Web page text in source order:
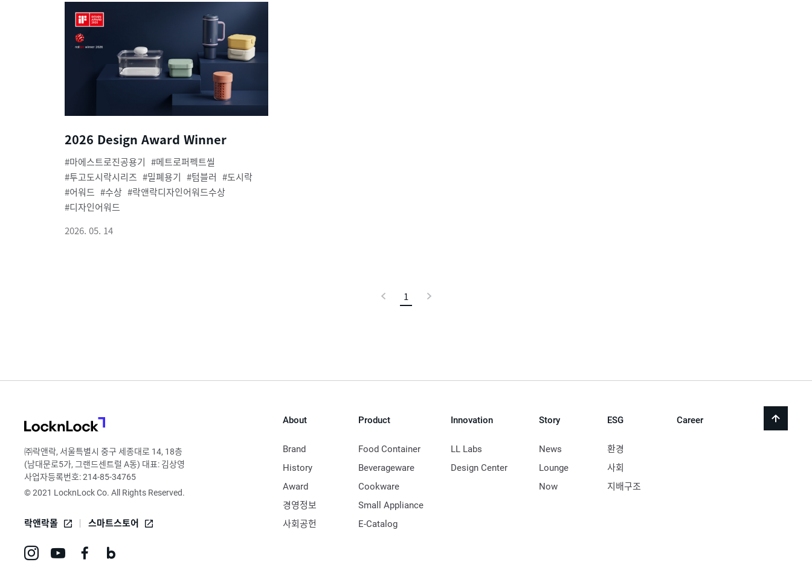
2026 Design Award Winner
마에스트로진공용기
메트로퍼펙트씰
투고도시락시리즈
밀폐용기 텀블러
도시락
어워드
수상
락앤락디자인어워드수상
디자인어워드
2026. 05. 14
1
지
back
About
Brand
History
Award
경영정보
사회공헌
Product
Food Container
Beverageware
Cookware
Small Appliance
E-Catalog
Innovation
LL Labs
Design Center
Story
News
Lounge
Now
ESG
환경
사회
지배구조
Career
락앤락몰 스마트스토어
인
© 2021 LocknLock Co. All Rights Reserved.
㈜락앤락, 서울특별시 중구 세종대로 14, 18층
(남대문로5가, 그랜드센트럴 A동) 대표: 김상영
사업자등록번호: 214-85-34765